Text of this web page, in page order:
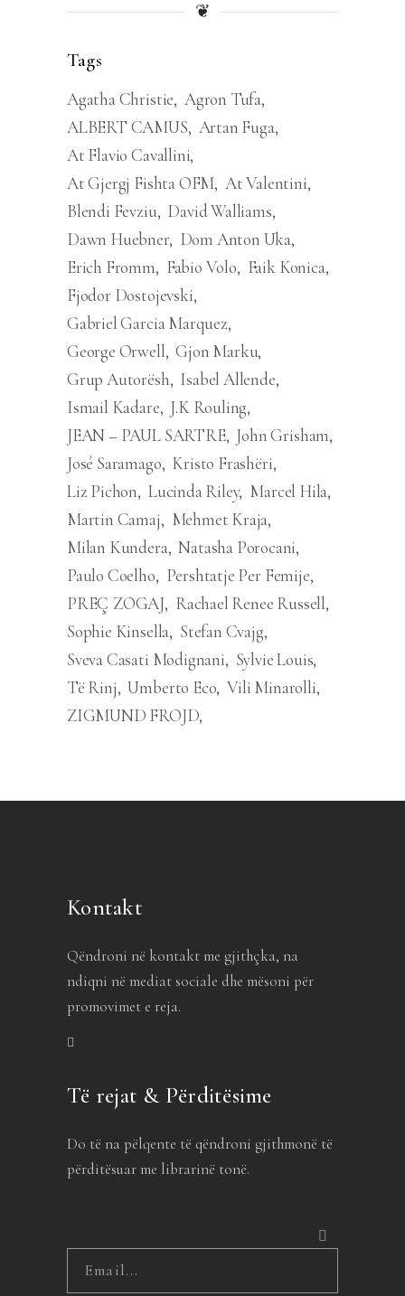
❦
Tags
Agatha Christie Agron Tufa
ALBERT CAMUS Artan Fuga
At Flavio Cavallini
At Gjergj Fishta OFM At Valentini
Blendi Fevziu David Walliams
Dawn Huebner Dom Anton Uka
Erich Fromm
Fabio Volo
Faik Konica
Fjodor Dostojevski
Gabriel Garcia Marquez
George Orwell Gjon Marku
Grup Autorësh Isabel Allende
Ismail Kadare J.K Rouling
JEAN – PAUL SARTRE John Grisham
José Saramago Kristo Frashëri
Liz Pichon Lucinda Riley Marcel Hila
Martin Camaj
Mehmet Kraja
Milan Kundera Natasha Porocani
Paulo Coelho
Pershtatje Per Femije
PREÇ ZOGAJ
Rachael Renee Russell
Sophie Kinsella Stefan Cvajg
Sveva Casati Modignani
Sylvie Louis
Të Rinj Umberto Eco Vili Minarolli
ZIGMUND FROJD
Kontakt
Qëndroni në kontakt me gjithçka, na
ndiqni në mediat sociale dhe mësoni për
promovimet e reja.
Të rejat & Përditësime
Do të na pëlqente të qëndroni gjithmonë të
përditësuar me librarinë tonë.